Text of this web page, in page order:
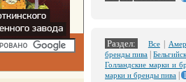
Раздел: Все|
бренды пива |
Голландские марки и
марки и бренды пива |